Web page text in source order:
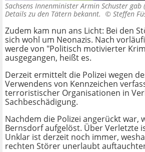
Sachsens Innenminister Armin Schuster gab
Details zu den Tätern bekannt. © Steffen
Zudem kam nun ans Licht: Bei den
sich wohl um Neonazis. Nach
werde von "Politisch motivierter
ausgegangen, heißt es.
Derzeit ermittelt die Polizei wegen
Verwendens von Kennzeichen
terroristischer Organisationen in
Sachbeschädigung.
Nachdem die Polizei angerückt war,
Bernsdorf aufgelöst. Über Verletzte
Unklar ist derzeit noch immer,
rechten Störer unerlaubt